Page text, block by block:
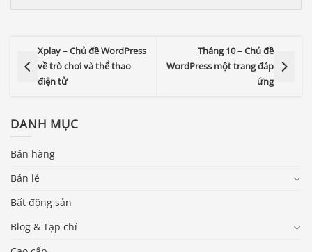
Xplay – Chủ đề WordPress
về trò chơi và thể thao
điện tử
Tháng 10 – Chủ đề
WordPress một trang đáp
ứng
DANH MỤC
Bán hàng
Bán lẻ
Bất động sản
Blog & Tạp chí